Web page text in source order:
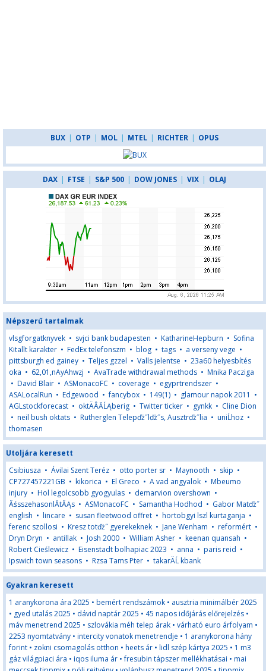
BUX | OTP | MOL | MTEL | RICHTER | OPUS
DAX | FTSE | S&P 500 | DOW JONES | VIX | OLAJ
Népszerű tartalmak
vlsgforgatknyvek • svjci bank budapesten • KatharineHepburn • Sofina
Kitallt karakter • FedEx telefonszm • blog • tags • a verseny vege •
pittsburgh ed gainey • Teljes gzzel • Valls jelentse • 23a60 helyesbítés
oka • 62,01,nAyAhwzj • AvaTrade withdrawal methods • Mnika Pacziga
• David Blair • ASMonacoFC • coverage • egyprtrendszer •
ASALocalRun • Edgewood •fancybox • 149(1) • glamour napok 2011 •
AGLstockforecast • oktÄÂĂĹĄberig • Twitter ticker • gynkk • Cline Dion
• neil bush oktats • Rutherglen Telepďż˝lďż˝s, Ausztrďż˝lia • uniĹhoz •
thomasen
Utoljára keresett
Csibiusza • Ávilai Szent Teréz • otto porter sr • Maynooth • skip •
CP727457221GB • kikorica • El Greco • A vad angyalok • Mbeumo
injury • Hol legolcsobb gyogyulas • demarvion overshown •
ĂśsszehasonlĂ­tĂĄs • ASMonacoFC • Samantha Hodhod • Gabor Matďż˝
english • lincare • susan fleetwood offret • hortobgyi lszl kurtaganja •
ferenc szollosi • Kresz totďż˝ gyerekeknek • Jane Wenham • reformért •
Dryn Dryn • antillak • Josh 2000 • William Asher • keenan quansah •
Robert Cieślewicz • Eisenstadt bolhapiac 2023 • anna • paris reid •
Ipswich town seasons • Rzsa Tams Pter • takarÄĹ kbank
Gyakran keresett
1 aranykorona ára 2025 • bemért rendszámok • ausztria minimálbér 2025
• gyed utalás 2025 • dávid naptár 2025 • 45 napos időjárás előrejelzés •
máv menetrend 2025 • szlovákia méh telep árak • várható euro árfolyam •
2253 nyomtatvány • intercity vonatok menetrendje • 1 aranykorona hány
forint • zokni csomagolás otthon • heets ár • lidl szép kártya 2025 • 1 m3
gáz világpiaci ára • iqos iluma ár •fresubin tápszer mellékhatásai • mai